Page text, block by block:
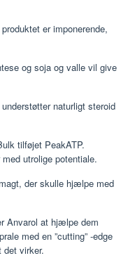
er imponerende,
og soja og valle vil give
naturligt steroid
tilføjet PeakATP.
utrolige potentiale.
der skulle hjælpe med
Anvarol at hjælpe dem
med en ”cutting” -edge
det virker.